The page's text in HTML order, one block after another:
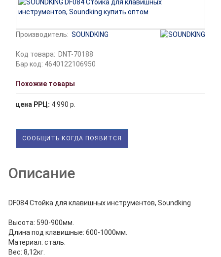
Производитель: SOUNDKING
Код товара: DNT-70188
Бар код: 4640122106950
Похожие товары
цена РРЦ: 4 990 р.
СООБЩИТЬ КОГДА ПОЯВИТСЯ
Описание
DF084 Стойка для клавишных инструментов, Soundking
Высота: 590-900мм.
Длина под клавишные: 600-1000мм.
Материал: сталь.
Вес: 8,12кг.